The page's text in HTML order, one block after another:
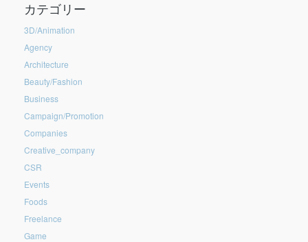
カテゴリー
3D/Animation
Agency
Architecture
Beauty/Fashion
Business
Campaign/Promotion
Companies
Creative_company
CSR
Events
Foods
Freelance
Game